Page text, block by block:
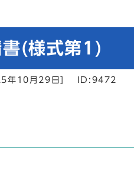
(様式第1)
年10月29日] ID:9472